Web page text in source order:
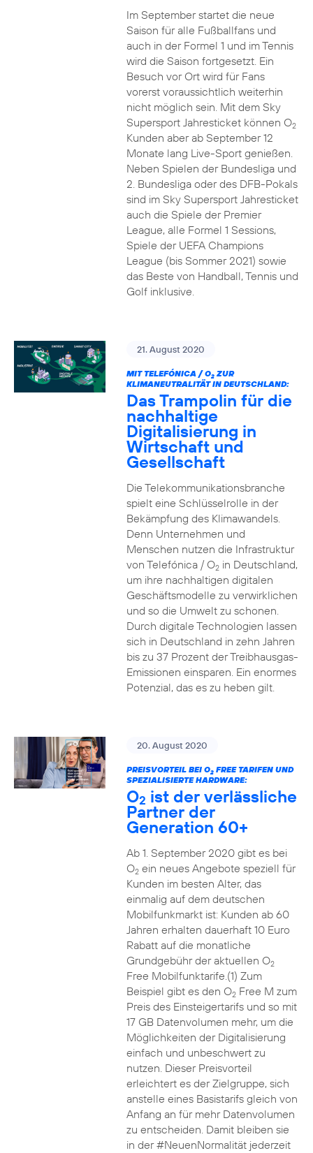
Im September startet die neue
Saison für alle Fußballfans und
auch in der Formel 1 und im Tennis
wird die Saison fortgesetzt. Ein
Besuch vor Ort wird für Fans
vorerst voraussichtlich weiterhin
nicht möglich sein. Mit dem Sky
Supersport Jahresticket können O2
Kunden aber ab September 12
Monate lang Live-Sport genießen.
Neben Spielen der Bundesliga und
2. Bundesliga oder des DFB-Pokals
sind im Sky Supersport Jahresticket
auch die Spiele der Premier
League, alle Formel 1 Sessions,
Spiele der UEFA Champions
League (bis Sommer 2021) sowie
das Beste von Handball, Tennis und
Golf inklusive.
21. August 2020
MIT TELEFÓNICA / O2ZUR
KLIMANEUTRALITÄT IN DEUTSCHLAND:
Das Trampolin für die
nachhaltige
Digitalisierung in
Wirtschaft und
Gesellschaft
Die Telekommunikationsbranche
spielt eine Schlüsselrolle in der
Bekämpfung des Klimawandels.
Denn Unternehmen und
Menschen nutzen die Infrastruktur
von Telefónica / O2in Deutschland,
um ihre nachhaltigen digitalen
Geschäftsmodelle zu verwirklichen
und so die Umwelt zu schonen.
Durch digitale Technologien lassen
sich in Deutschland in zehn Jahren
bis zu 37 Prozent der Treibhausgas-
Emissionen einsparen. Ein enormes
Potenzial, das es zu heben gilt.
20. August 2020
PREISVORTEIL BEI O2FREE TARIFEN UND
SPEZIALISIERTE HARDWARE:
O2 ist der verlässliche
Partner der
Generation 60+
Ab 1. September 2020 gibt es bei
O2ein neues Angebote speziell für
Kunden im besten Alter, das
einmalig auf dem deutschen
Mobilfunkmarkt ist: Kunden ab 60
Jahren erhalten dauerhaft 10 Euro
Rabatt auf die monatliche
Grundgebühr der aktuellen O2
Free Mobilfunktarife.(1) Zum
Beispiel gibt es den O2Free M zum
Preis des Einsteigertarifs und so mit
17 GB Datenvolumen mehr, um die
Möglichkeiten der Digitalisierung
einfach und unbeschwert zu
nutzen. Dieser Preisvorteil
erleichtert es der Zielgruppe, sich
anstelle eines Basistarifs gleich von
Anfang an für mehr Datenvolumen
zu entscheiden. Damit bleiben sie
in der #NeuenNormalität jederzeit